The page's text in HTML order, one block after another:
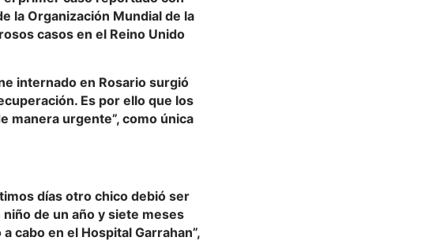
la Organización Mundial de la
casos en el Reino Unido
internado en Rosario surgió
Es por ello que los
manera urgente”, como única
días otro chico debió ser
de un año y siete meses
cabo en el Hospital Garrahan”,